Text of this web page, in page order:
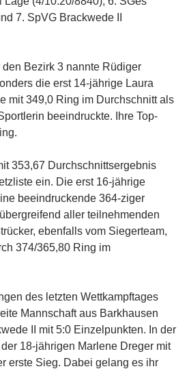
7. SpVG Brackwede II
den Bezirk 3 nannte Rüdiger
die erst 14-jährige Laura
mit 349,0 Ring im Durchschnitt als
beeindruckte. Ihre Top-
353,67 Durchschnittsergebnis
ein. Die erst 16-jährige
beeindruckende 364-ziger
aller teilnehmenden
ebenfalls vom Siegerteam,
374/365,80 Ring im
des letzten Wettkampftages
Mannschaft aus Barkhausen
II mit 5:0 Einzelpunkten. In der
18-jährigen Marlene Dreger mit
erste Sieg. Dabei gelang es ihr